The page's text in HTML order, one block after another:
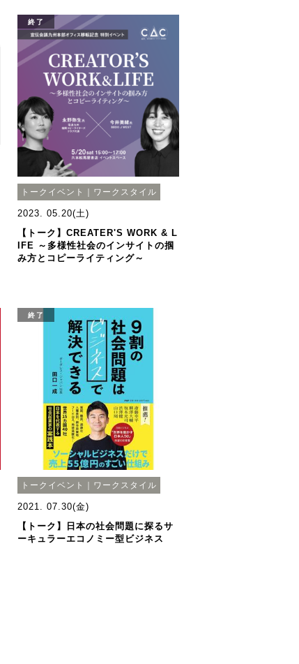
終了
トークイベント｜ワークスタイル
2023. 05.20(土)
【トーク】CREATER'S WORK & L
IFE ～多様性社会のインサイトの掴
み方とコピーライティング～
終了
トークイベント｜ワークスタイル
2021. 07.30(金)
【トーク】日本の社会問題に探るサ
ーキュラーエコノミー型ビジネス